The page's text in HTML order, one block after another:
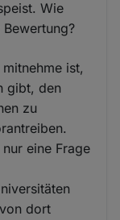
Wie
ist,
gibt, den
zu
eine Frage
dort